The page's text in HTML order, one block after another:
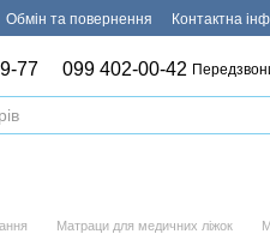
Обмін та повернення Контактна
77 099 402-00-42
Матраци для медичних ліжок